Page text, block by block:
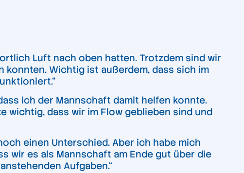
Luft nach oben hatten. Trotzdem sind wir
Wichtig ist außerdem, dass sich im
ich der Mannschaft damit helfen konnte.
wichtig, dass wir im Flow geblieben sind und
einen Unterschied. Aber ich habe mich
wir es als Mannschaft am Ende gut über die
Aufgaben.“